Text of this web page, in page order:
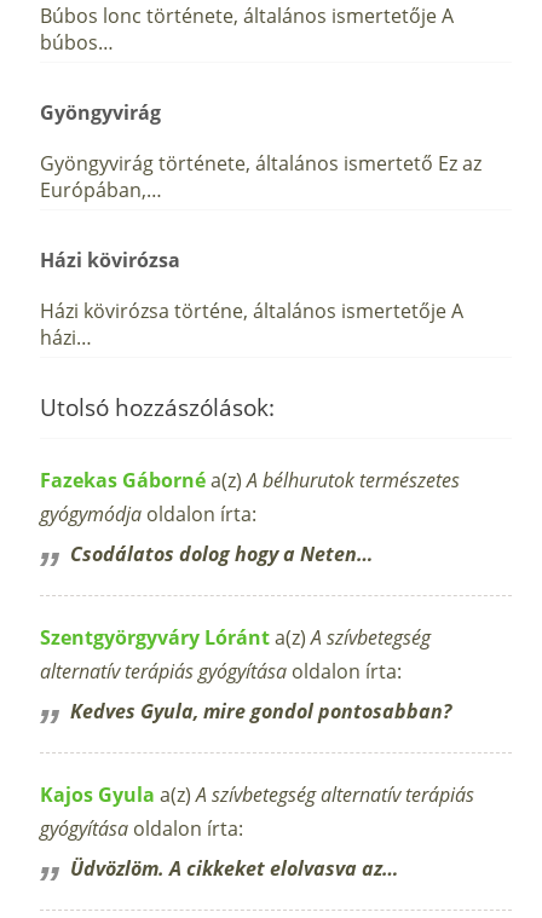
Búbos lonc története, általános ismertetője A
búbos…
Gyöngyvirág
Gyöngyvirág története, általános ismertető Ez az
Európában,…
Házi kövirózsa
Házi kövirózsa történe, általános ismertetője A
házi…
Utolsó hozzászólások:
Fazekas Gábornéa(z)A bélhurutok természetes
gyógymódja oldalon írta:
Csodálatos dolog hogy a Neten…
Szentgyörgyváry Lóránta(z)A szívbetegség
alternatív terápiás gyógyítása oldalon írta:
Kedves Gyula, mire gondol pontosabban?
Kajos Gyula a(z)A szívbetegség alternatív terápiás
gyógyítása oldalon írta:
Üdvözlöm. A cikkeket elolvasva az…